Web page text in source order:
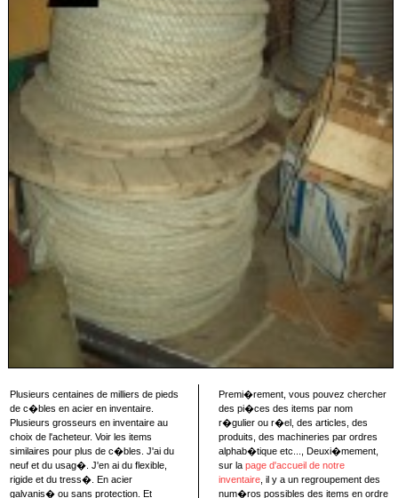
Plusieurs centaines de milliers de pieds
de c�bles en acier en inventaire.
Plusieurs grosseurs en inventaire au
choix de l'acheteur. Voir les items
similaires pour plus de c�bles. J'ai du
neuf et du usag�. J'en ai du flexible,
rigide et du tress�. En acier
galvanis� ou sans protection. Et
Premi�rement, vous pouvez chercher
des pi�ces des items par nom
r�gulier ou r�el, des articles, des
produits, des machineries par ordres
alphab�tique etc..., Deuxi�mement,
sur la page d'accueil de notre
inventaire , il y a un regroupement des
num�ros possibles des items en ordre